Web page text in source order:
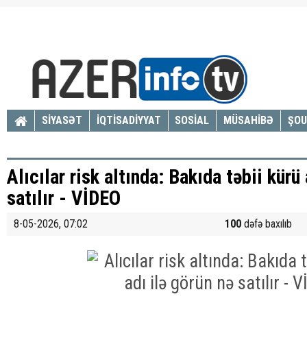
SİYASƏT İQTİSADİYYAT SOSİAL MÜSAHİBƏ
Alıcılar risk altında: Bakıda təbii kürü
satılır - VİDEO
8-05-2026, 07:02 100 dəfə baxılıb